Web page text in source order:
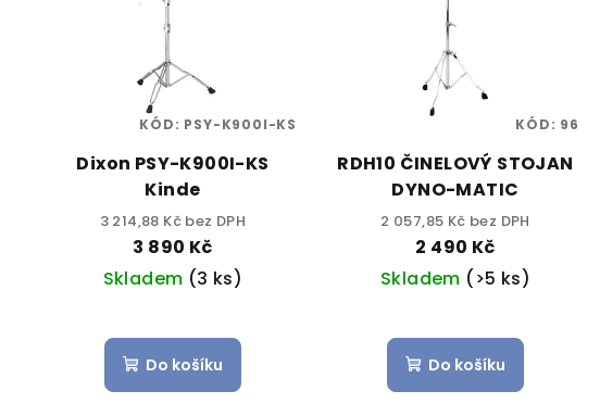
Dixon PSY-K900I-KS
Kinde
3 214,88 Kč bez DPH
3 890 Kč
Skladem (3 ks)
Do košíku
KÓD: PSY-K900I-KS
RDH10 ČINELOVÝ STOJAN
DYNO-MATIC
2 057,85 Kč bez DPH
2 490 Kč
Skladem (>5 ks)
Do košíku
KÓD: 96